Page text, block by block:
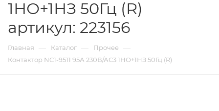
1НО+1НЗ 50Гц (R)
артикул: 223156
Главная — Каталог — Прочее —
Контактор NC1-9511 95А 230В/АС3 1НО+1НЗ 50Гц (R)